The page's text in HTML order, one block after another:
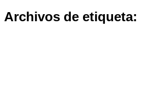
Archivos de etiqueta: